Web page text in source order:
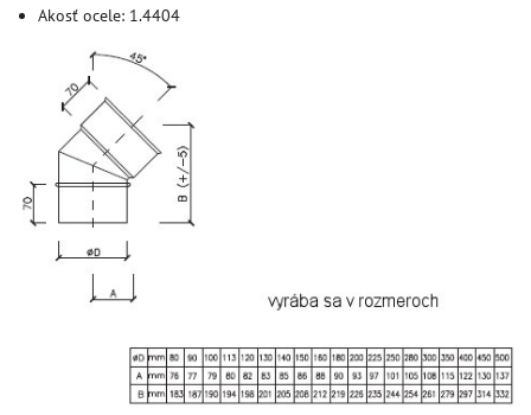
Akosť ocele: 1.4404